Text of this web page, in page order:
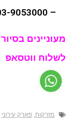
– 03-9053000
מעוניינים
לשלוח ווטסאפ
מזרקות, פארק עירוני